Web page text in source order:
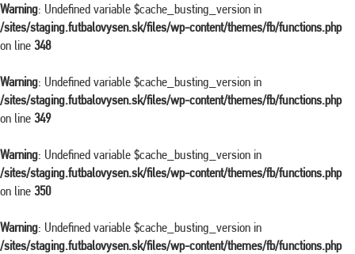
Warning: Undefined variable $cache_busting_version in
/sites/staging.futbalovysen.sk/files/wp-content/themes/fb/functions.php
on line 348
Warning: Undefined variable $cache_busting_version in
/sites/staging.futbalovysen.sk/files/wp-content/themes/fb/functions.php
on line 349
Warning: Undefined variable $cache_busting_version in
/sites/staging.futbalovysen.sk/files/wp-content/themes/fb/functions.php
on line 350
Warning: Undefined variable $cache_busting_version in
/sites/staging.futbalovysen.sk/files/wp-content/themes/fb/functions.php